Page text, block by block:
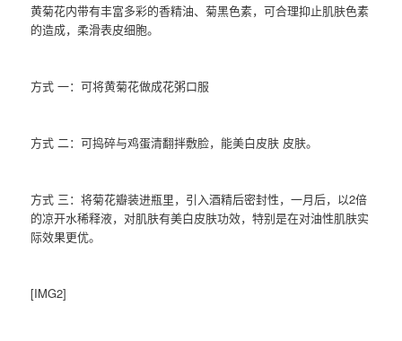
黄菊花内带有丰富多彩的香精油、菊黑色素，可合理抑止肌肤色素
的造成，柔滑表皮细胞。
方式 一：可将黄菊花做成花粥口服
方式 二：可捣碎与鸡蛋清翻拌敷脸，能美白皮肤 皮肤。
方式 三：将菊花瓣装进瓶里，引入酒精后密封性，一月后，以2倍
的凉开水稀释液，对肌肤有美白皮肤功效，特别是在对油性肌肤实
际效果更优。
[IMG2]